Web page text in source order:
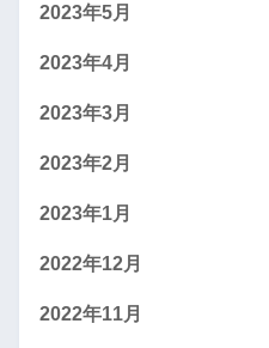
2023年5月
2023年4月
2023年3月
2023年2月
2023年1月
2022年12月
2022年11月